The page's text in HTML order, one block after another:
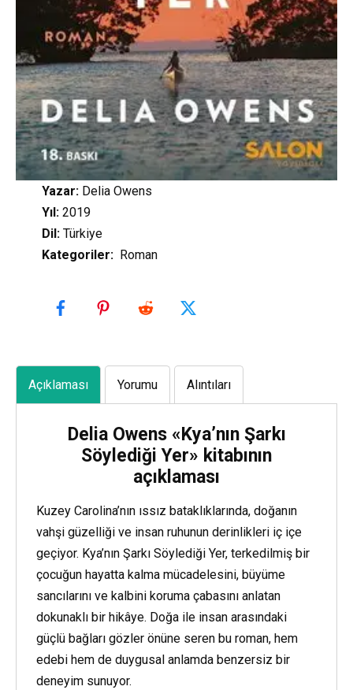
Yazar:Delia Owens
Yıl:2019
Dil:Türkiye
Kategoriler:Roman
Açıklaması Yorumu Alıntıları
Delia Owens «Kya’nın Şarkı
Söylediği Yer» kitabının
açıklaması
Kuzey Carolina’nın ıssız bataklıklarında, doğanın
vahşi güzelliği ve insan ruhunun derinlikleri iç içe
geçiyor. Kya’nın Şarkı Söylediği Yer, terkedilmiş bir
çocuğun hayatta kalma mücadelesini, büyüme
sancılarını ve kalbini koruma çabasını anlatan
dokunaklı bir hikâye. Doğa ile insan arasındaki
güçlü bağları gözler önüne seren bu roman, hem
edebi hem de duygusal anlamda benzersiz bir
deneyim sunuyor.